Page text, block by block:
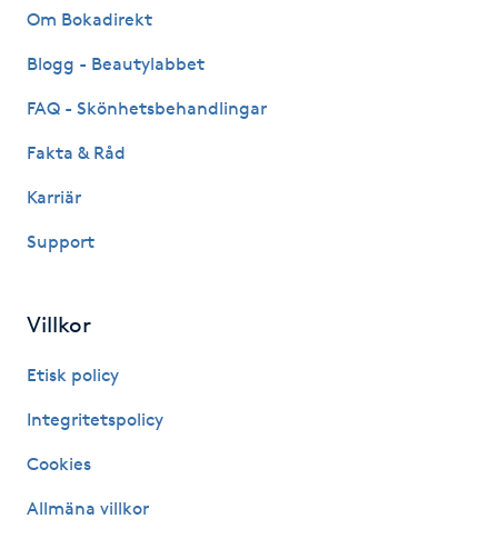
Hårborttagning
Hårbottenbehandling
Hårvård
Hälsprickor
Idrottsmassage
IPL
Om Bokadirekt
Blogg - Beautylabbet
FAQ - Skönhetsbehandlingar
Fakta & Råd
Karriär
Support
Villkor
Etisk policy
Integritetspolicy
Cookies
Allmäna villkor